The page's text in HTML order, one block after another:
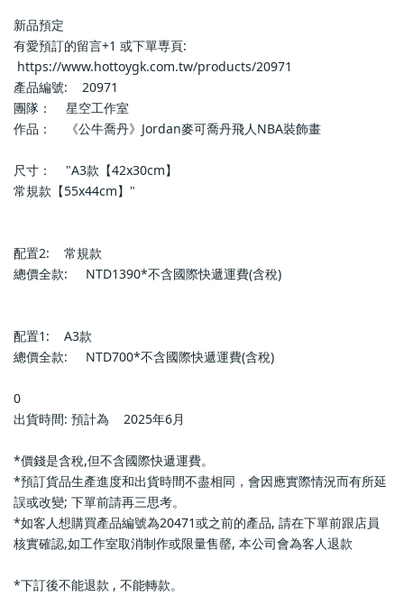
新品預定
有愛預訂的留言+1 或下單専頁:
https://www.hottoygk.com.tw/products/20971
產品編號:    20971
團隊：    星空工作室
作品：    《公牛喬丹》Jordan麥可喬丹飛人NBA裝飾畫
尺寸：    "A3款【42x30cm】
常規款【55x44cm】"
配置2:    常規款
總價全款:     NTD1390*不含國際快遞運費(含稅)
配置1:    A3款
總價全款:     NTD700*不含國際快遞運費(含稅)
0
出貨時間: 預計為    2025年6月
*價錢是含稅,但不含國際快遞運費。
*預訂貨品生產進度和出貨時間不盡相同，會因應實際情況而有所延
誤或改變; 下單前請再三思考。
*如客人想購買產品編號為20471或之前的產品, 請在下單前跟店員
核實確認,如工作室取消制作或限量售罄, 本公司會為客人退款
*下訂後不能退款 , 不能轉款。